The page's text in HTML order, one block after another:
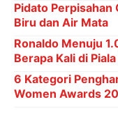
Pidato Perpisahan
Biru dan Air Mata
Ronaldo Menuju
Berapa Kali di
6 Kategori
Women Awards